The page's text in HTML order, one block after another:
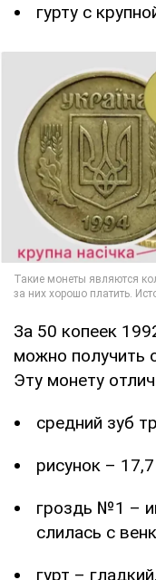
гурту с
За 50 копеек
можно получить
Эту монету
средний зуб
рисунок –
гроздь №1 –
слилась с
гурт – гладкий.